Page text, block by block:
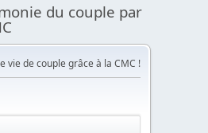
du couple par
vie de couple grâce à la CMC !